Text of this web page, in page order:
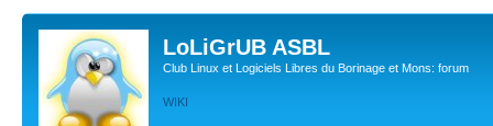
LoLiGrUB ASBL
Club Linux et Logiciels Libres du Borinage et Mons: forum
WIKI